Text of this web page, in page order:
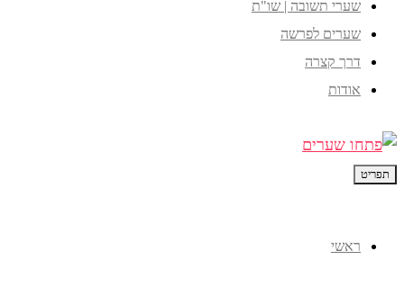
שערי תשובה | שו"ת
שערים לפרשה
דרך קצרה
אודות
תפריט
ראשי